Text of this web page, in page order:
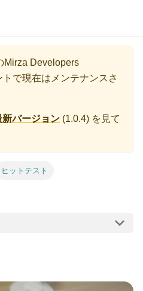
Mirza Developers
で現在はメンテナンスさ
新バージョン (1.0.4) を見て
ヒットテスト